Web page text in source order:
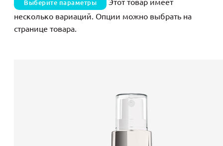
Выберите параметры
несколько вариаций. Опции можно выбрать на
странице товара.